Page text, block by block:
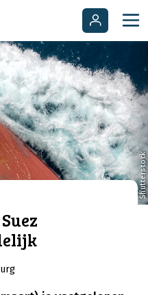
Shutterstock